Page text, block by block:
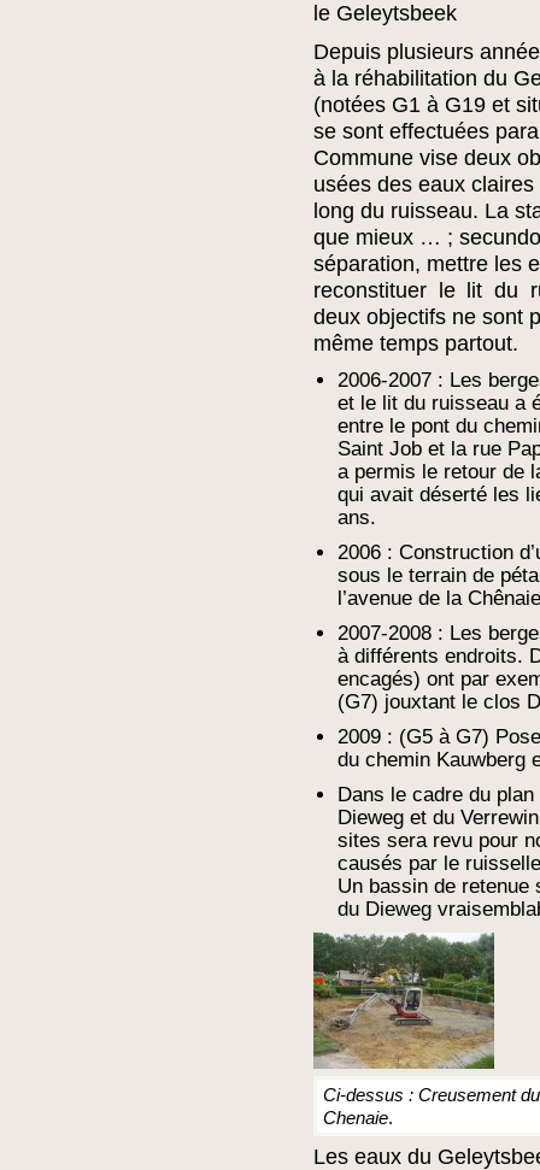
le Geleytsbeek
Depuis plusieurs
à la réhabilitation du
(notées G1 à G19 et
se sont effectuées
Commune vise deux
usées des eaux
long du ruisseau. La
que mieux … ;
séparation, mettre les
reconstituer le lit du
deux objectifs ne sont
même temps partout.
2006-2007 : Les
et le lit du ruisseau a
entre le pont du
Saint Job et la rue
a permis le retour de
qui avait déserté les
ans.
2006 : Construction
sous le terrain de
l’avenue de la
2007-2008 : Les
à différents endroits.
encagés) ont par
(G7) jouxtant le clos
2009 : (G5 à G7)
du chemin Kauwberg
Dans le cadre du
Dieweg et du
sites sera revu pour
causés par le
Un bassin de retenue
du Dieweg
Ci-dessus : Creusement
Chenaie.
Les eaux du